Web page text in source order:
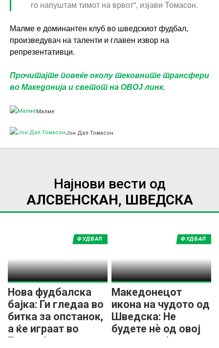
го напуштам тимот на врвот“, изјави Томасон.
Малме е доминантен клуб во шведскиот фудбал,
произведувач на таленти и главен извор на
репрезентативци.
Прочитајте повеќе околу тековните трансфери
во Македонија и светот на ОВОЈ линк.
Малме
Јон Дал Томасон
Најнови вести од
АЛСВЕНСКАН, ШВЕДСКА
Нова фудбалска
бајка: Ги гледаа во
битка за опстанок,
а ќе играат во
Европа!
ФУДБАЛ
Македонецот
икона на чудото од
Шведска: Не
будете нѐ од овој
златен сон!
ФУДБАЛ